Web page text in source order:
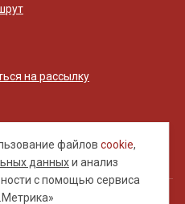
файловcookie,
данныхи анализ
с помощью сервиса
на рассылку
публичной